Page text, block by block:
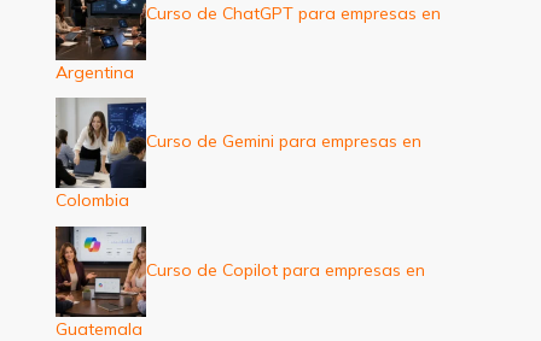
Curso de ChatGPT para empresas en
Argentina
Curso de Gemini para empresas en
Colombia
Curso de Copilot para empresas en
Guatemala